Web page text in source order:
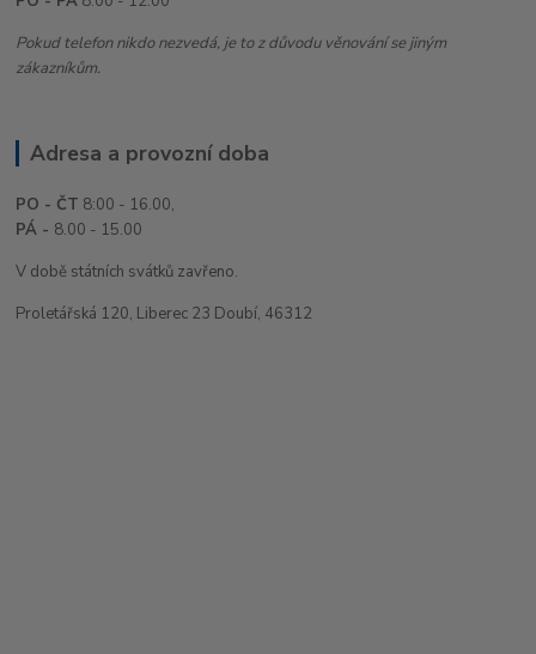
Pokud telefon nikdo nezvedá, je to z důvodu věnování se jiným
zákazníkům.
Adresa a provozní doba
PO - ČT 8:00 - 16.00,
PÁ - 8.00 - 15.00
V době státních svátků zavřeno.
Proletářská 120, Liberec 23 Doubí, 46312